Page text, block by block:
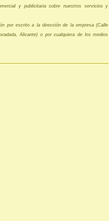
y publicitaria sobre nuestros servicios y
por escrito a la dirección de la empresa (Calle
Alicante) o por cualquiera de los medios